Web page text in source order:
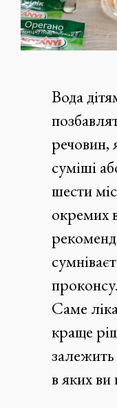
Вода
речовин,
суміші
шести
окремих
Саме
краще
залежить
в яких